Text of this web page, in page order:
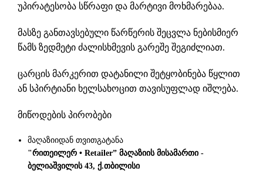
უპირატესობა სწრაფი და მარტივი მოხმარებაა.
მასზე განთავსებული წარწერის შეცვლა ნებისმიერ
წამს ზედმეტი ძალისხმევის გარეშე შეგიძლიათ.
ცარცის მარკერით დატანილი შეტყობინება წყლით
ან სპირტიანი ხელსახოცით თავისუფლად იშლება.
მიწოდების პირობები
მაღაზიიდან თვითგატანა
"რითეილერ • Retailer” მაღაზიის მისამართი -
ბელიაშვილის 43, ქ.თბილისი